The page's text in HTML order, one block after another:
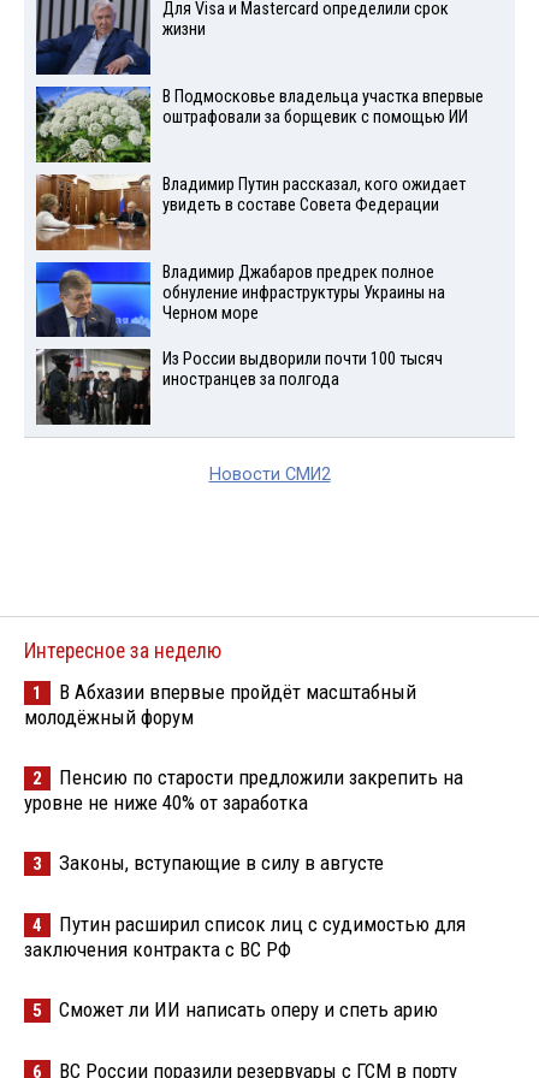
Для Visа и Mastercard определили срок
жизни
В Подмосковье владельца участка впервые
оштрафовали за борщевик с помощью ИИ
Владимир Путин рассказал, кого ожидает
увидеть в составе Совета Федерации
Владимир Джабаров предрек полное
обнуление инфраструктуры Украины на
Черном море
Из России выдворили почти 100 тысяч
иностранцев за полгода
Новости СМИ2
Интересное за неделю
1
В Абхазии впервые пройдёт масштабный
молодёжный форум
2
Пенсию по старости предложили закрепить на
уровне не ниже 40% от заработка
3 Законы, вступающие в силу в августе
4
Путин расширил список лиц с судимостью для
заключения контракта с ВС РФ
5 Сможет ли ИИ написать оперу и спеть арию
6 ВС России поразили резервуары с ГСМ в порту